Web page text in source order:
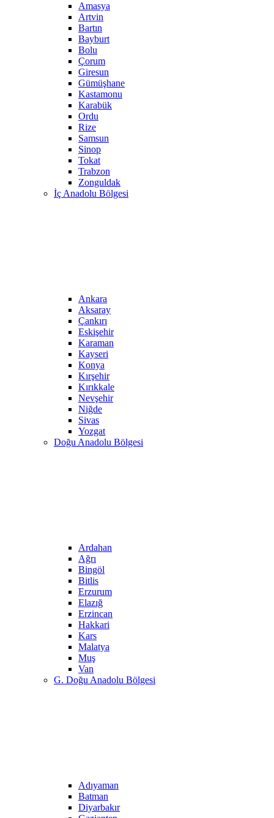
Amasya
Artvin
Bartın
Bayburt
Bolu
Çorum
Giresun
Gümüşhane
Kastamonu
Karabük
Ordu
Rize
Samsun
Sinop
Tokat
Trabzon
Zonguldak
İç Anadolu Bölgesi
Ankara
Aksaray
Çankırı
Eskişehir
Karaman
Kayseri
Konya
Kırşehir
Kırıkkale
Nevşehir
Niğde
Sivas
Yozgat
Doğu Anadolu Bölgesi
Ardahan
Ağrı
Bingöl
Bitlis
Erzurum
Elazığ
Erzincan
Hakkari
Kars
Malatya
Muş
Van
G. Doğu Anadolu Bölgesi
Adıyaman
Batman
Diyarbakır